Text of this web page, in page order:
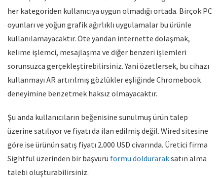
her kategoriden kullanıcıya uygun olmadığı ortada. Birçok PC
oyunları ve yoğun grafik ağırlıklı uygulamalar bu ürünle
kullanılamayacaktır. Öte yandan internette dolaşmak,
kelime işlemci, mesajlaşma ve diğer benzeri işlemleri
sorunsuzca gerçekleştirebilirsiniz. Yani özetlersek, bu cihazı
kullanmayı AR artırılmış gözlükler eşliğinde Chromebook
deneyimine benzetmek haksız olmayacaktır.
Şu anda kullanıcıların beğenisine sunulmuş ürün talep
üzerine satılıyor ve fiyatı da ilan edilmiş değil. Wired sitesine
göre ise ürünün satış fiyatı 2.000 USD civarında. Üretici firma
Sightful üzerinden bir başvuru formu dolduraraksatın alma
talebi oluşturabilirsiniz.